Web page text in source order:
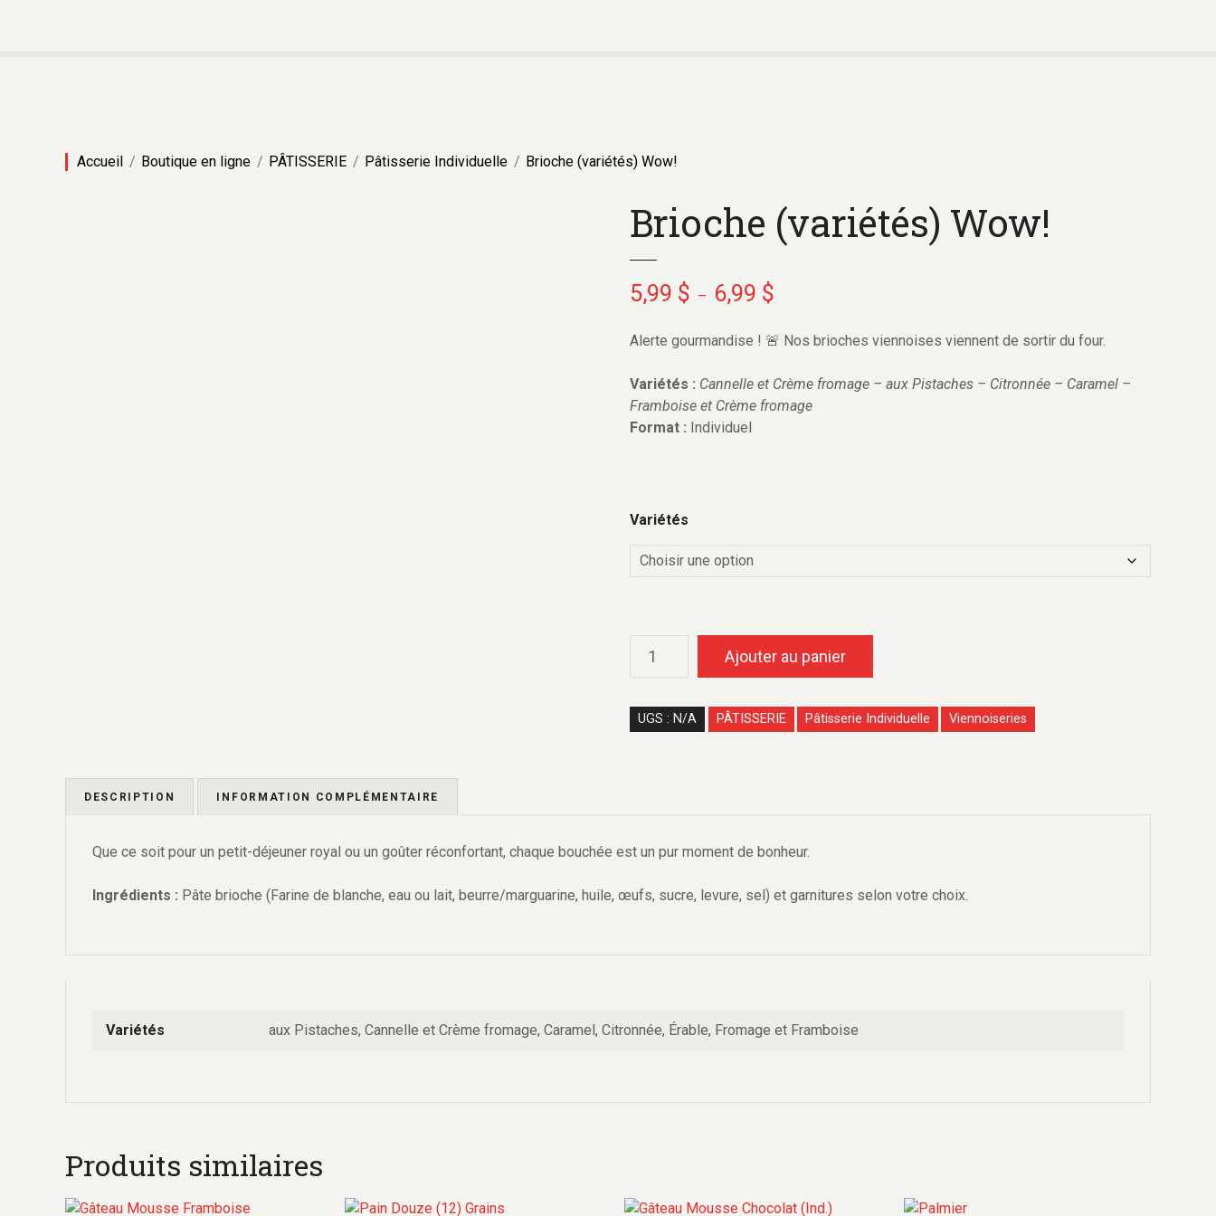
Accueil Boutique en ligne PÂTISSERIE Pâtisserie Individuelle Brioche (variétés) Wow!
Brioche (variétés) Wow!
5,99 $ – 6,99 $
Alerte gourmandise ! 🚨 Nos brioches viennoises viennent de sortir du four.
Variétés : Cannelle et Crème fromage – aux Pistaches – Citronnée – Caramel –
Framboise et Crème fromage
Format : Individuel
Variétés
Ajouter au panier
UGS : N/A PÂTISSERIE Pâtisserie Individuelle Viennoiseries
DESCRIPTION INFORMATION COMPLÉMENTAIRE
Que ce soit pour un petit-déjeuner royal ou un goûter réconfortant, chaque bouchée est un pur moment de bonheur.
Ingrédients : Pâte brioche (Farine de blanche, eau ou lait, beurre/marguarine, huile, œufs, sucre, levure, sel) et garnitures selon votre choix.
Variétés aux Pistaches, Cannelle et Crème fromage, Caramel, Citronnée, Érable, Fromage et Framboise
Produits similaires